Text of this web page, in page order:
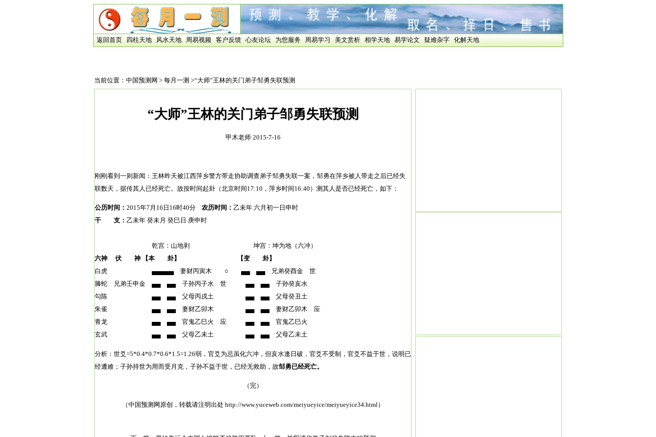
返回首页 四柱天地 风水天地 周易视频 客户反馈 心友论坛 为您服务 周易学习 美文赏析 相学天地 易学论文 疑难杂字 化解天地
当前位置： 中国预测网 > 每月一测 >“大师”王林的关门弟子邹勇失联预测
“大师”王林的关门弟子邹勇失联预测
甲木老师·2015-7-16
刚刚看到一则新闻：王林昨天被江西萍乡警方带走协助调查弟子邹勇失联一案，邹勇在萍乡被人带走之后已经失
联数天，据传其人已经死亡。故按时间起卦（北京时间17:10，萍乡时间16:40）测其人是否已经死亡，如下：
公历时间： 2015年7月16日16时40分 农历时间： 乙未年 六月初一日申时
干 支： 乙未年 癸未月 癸巳日 庚申时
乾宫：山地剥 坤宫：坤为地（六冲）
六神 伏 神 【本 卦】 【变 卦】
白虎 ▄▄▄▄▄ 妻财丙寅木 ○ ▄▄ ▄▄ 兄弟癸酉金 世
螣蛇 兄弟壬申金 ▄▄ ▄▄ 子孙丙子水 世 ▄▄ ▄▄ 子孙癸亥水
勾陈 ▄▄ ▄▄ 父母丙戌土 ▄▄ ▄▄ 父母癸丑土
朱雀 ▄▄ ▄▄ 妻财乙卯木 ▄▄ ▄▄ 妻财乙卯木 应
青龙 ▄▄ ▄▄ 官鬼乙巳火 应 ▄▄ ▄▄ 官鬼乙巳火
玄武 ▄▄ ▄▄ 父母乙未土 ▄▄ ▄▄ 父母乙未土
分析：世爻=5*0.4*0.7*0.6*1.5=1.26弱，官爻为忌虽化六冲，但亥水逢日破，官爻不受制，官爻不益于世，说明已
经遭难；子孙持世为用而受月克，子孙不益于世，已经无救助，故邹勇已经死亡。
（完）
（中国预测网原创，转载请注明出处 http://www.yuceweb.com/meiyueyice/meiyueyice34.html）